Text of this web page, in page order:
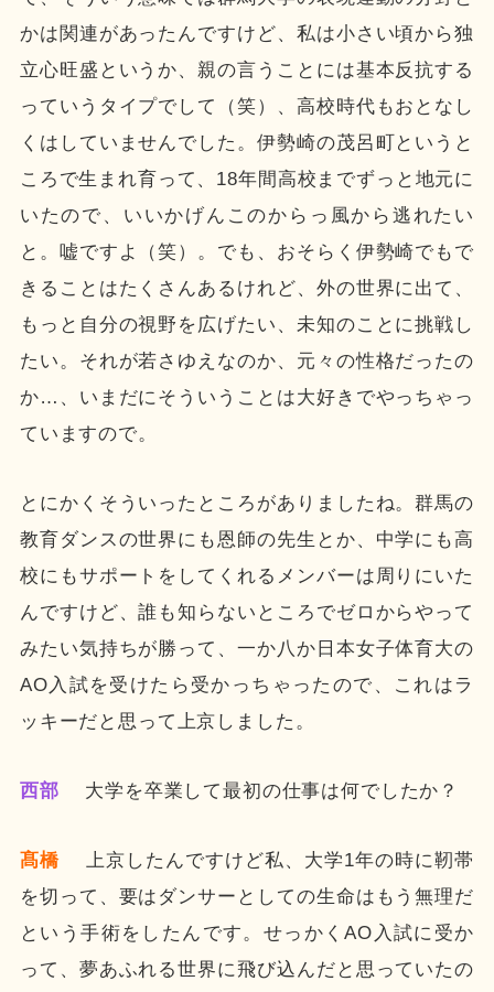
かは関連があったんですけど、私は小さい頃から独
立心旺盛というか、親の言うことには基本反抗する
っていうタイプでして（笑）、高校時代もおとなし
くはしていませんでした。伊勢崎の茂呂町というと
ころで生まれ育って、18年間高校までずっと地元に
いたので、いいかげんこのからっ風から逃れたい
と。嘘ですよ（笑）。でも、おそらく伊勢崎でもで
きることはたくさんあるけれど、外の世界に出て、
もっと自分の視野を広げたい、未知のことに挑戦し
たい。それが若さゆえなのか、元々の性格だったの
か…、いまだにそういうことは大好きでやっちゃっ
ていますので。
とにかくそういったところがありましたね。群馬の
教育ダンスの世界にも恩師の先生とか、中学にも高
校にもサポートをしてくれるメンバーは周りにいた
んですけど、誰も知らないところでゼロからやって
みたい気持ちが勝って、一か八か日本女子体育大の
AO入試を受けたら受かっちゃったので、これはラ
ッキーだと思って上京しました。
西部 大学を卒業して最初の仕事は何でしたか？
髙橋上京したんですけど私、大学1年の時に靭帯
を切って、要はダンサーとしての生命はもう無理だ
という手術をしたんです。せっかくAO入試に受か
って、夢あふれる世界に飛び込んだと思っていたの